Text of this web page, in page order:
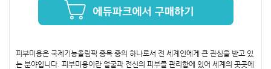
피부미용은 국제기능올림픽 종목 중의 하나로서 전 세계인에게 큰 관심을 받고 있
는 분야입니다. 피부미용이란 얼굴과 전신의 피부를 관리함에 있어 세계의 곳곳에